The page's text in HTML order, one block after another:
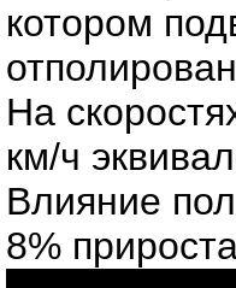
котором
На
км/ч
Влияние
8%